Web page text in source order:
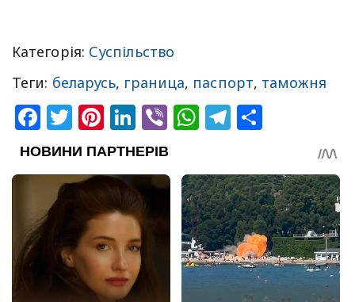
Категорія: Суспільство
Теги: беларусь, граница, паспорт, таможня
Facebook
Twitter
Pinterest
LinkedIn
ViberWhatsApp
Telegram